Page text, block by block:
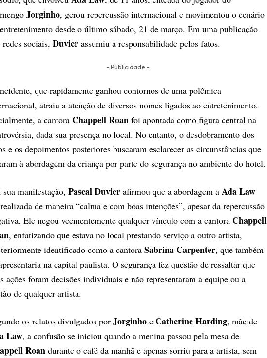
Jorginho, gerou repercussão internacional e movimentou o cenário
desde o último sábado, 21 de março. Em uma publicação
redes sociais, Duvier assumiu a responsabilidade pelos fatos.
- Publicidade -
que rapidamente ganhou contornos de uma polêmica
atraiu a atenção de diversos nomes ligados ao entretenimento.
a cantora Chappell Roan foi apontada como figura central na
dada sua presença no local. No entanto, o desdobramento dos
e os depoimentos posteriores buscaram esclarecer as circunstâncias que
à abordagem da criança por parte do segurança no ambiente do hotel.
sua manifestação, Pascal Duvier afirmou que a abordagem a Ada Law
de maneira “calma e com boas intenções”, apesar da repercussão
Ele negou veementemente qualquer vínculo com a cantora Chappell
, enfatizando que estava no local prestando serviço a outro artista,
identificado como a cantora Sabrina Carpenter, que também
na capital paulista. O segurança fez questão de ressaltar que
ações foram decisões individuais e não representaram a equipe ou a
de qualquer artista.
os relatos divulgados por Jorginho e Catherine Harding, mãe de
Law, a confusão se iniciou quando a menina passou pela mesa de
Roan durante o café da manhã e apenas sorriu para a artista, sem